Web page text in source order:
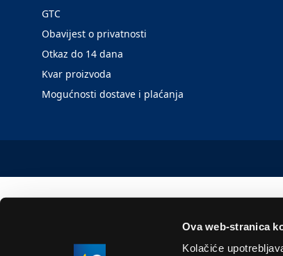
Ova web-stranica
Kolačiće
GTC
Obavijest o privatnosti
Otkaz do 14 dana
Kvar proizvoda
Mogućnosti dostave i plaćanja